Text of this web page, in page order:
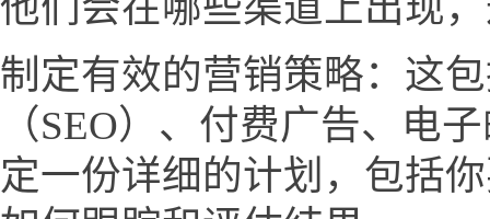
制定有效的营销策略：这
（SEO）、付费广告、电
定一份详细的计划，包括